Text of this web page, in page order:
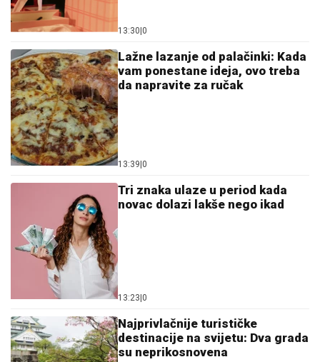
13:30|0
Lažne lazanje od palačinki: Kada
vam ponestane ideja, ovo treba
da napravite za ručak
13:39|0
Tri znaka ulaze u period kada
novac dolazi lakše nego ikad
13:23|0
Najprivlačnije turističke
destinacije na svijetu: Dva grada
su neprikosnovena